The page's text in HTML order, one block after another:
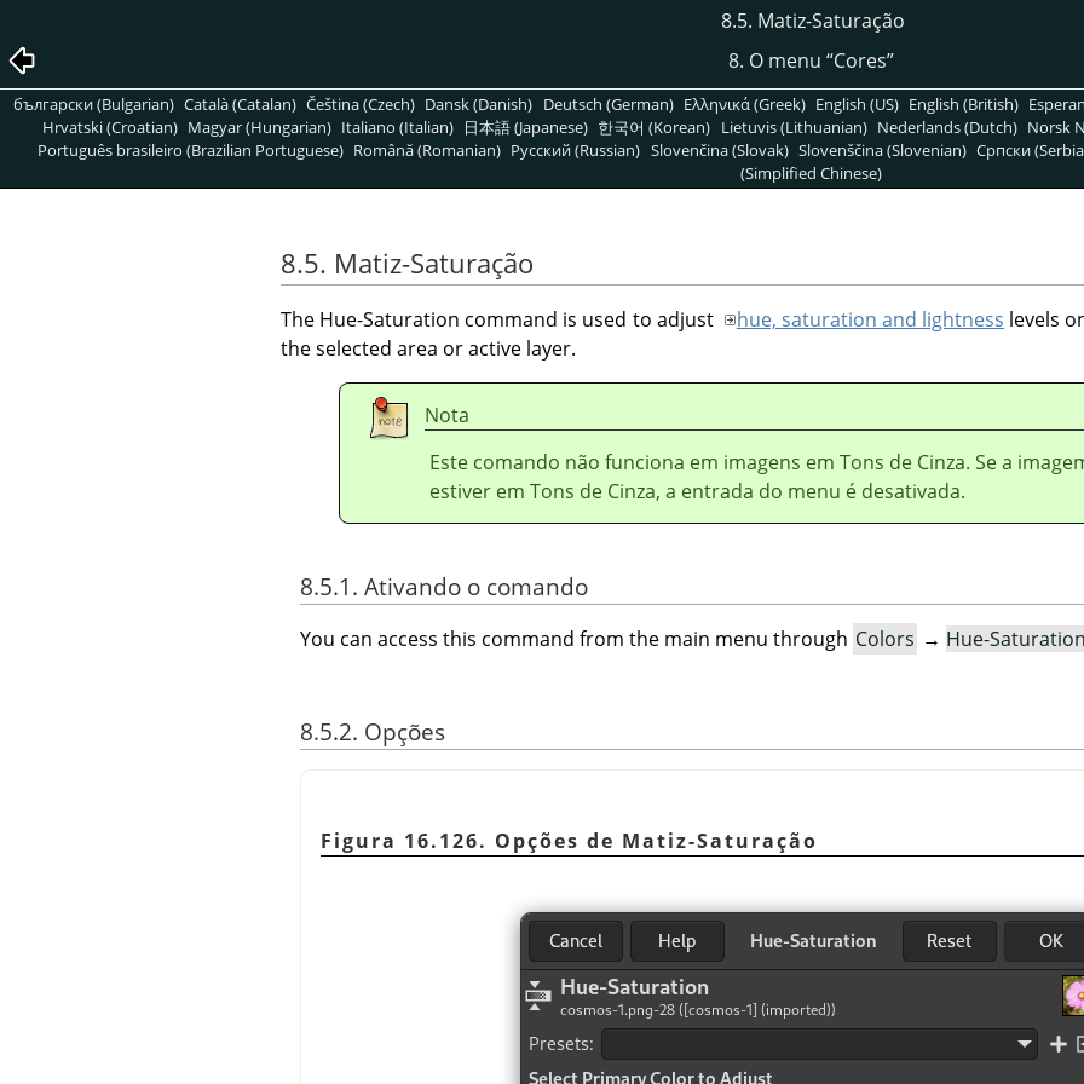
8.5. Matiz-Saturação
8. O menu “Cores”
български (Bulgarian) Català (Catalan) Čeština (Czech) Dansk (Danish) Deutsch (German) Ελληνικά (Greek) English (US) English (British)
Hrvatski (Croatian) Magyar (Hungarian) Italiano (Italian) 日本語 (Japanese) 한국어 (Korean) Lietuvis (Lithuanian) Nederlands (Dutch) Norsk
Português brasileiro (Brazilian Portuguese) Română (Romanian) Pусский (Russian) Slovenčina (Slovak) Slovenščina (Slovenian) Српски
(Simplified Chinese)
8.5. Matiz-Saturação
The Hue-Saturation command is used to adjust hue, saturation and lightness levels
the selected area or active layer.
Nota
Este comando não funciona em imagens em Tons de Cinza. Se a
estiver em Tons de Cinza, a entrada do menu é desativada.
8.5.1. Ativando o comando
You can access this command from the main menu through Colors → Hue-
8.5.2. Opções
Figura 16.126. Opções de Matiz-Saturação